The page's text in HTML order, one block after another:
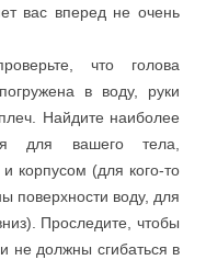
вас вперед не очень
что голова
в воду, руки
Найдите наиболее
для вашего тела,
корпусом (для кого-то
поверхности воду, для
Проследите, чтобы
не должны сгибаться в